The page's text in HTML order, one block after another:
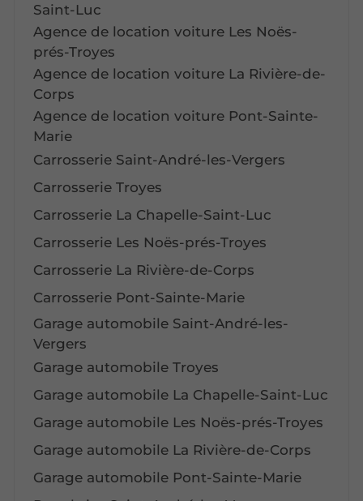
Saint-Luc
Agence de location voiture Les Noës-
prés-Troyes
Agence de location voiture La Rivière-de-
Corps
Agence de location voiture Pont-Sainte-
Marie
Carrosserie Saint-André-les-Vergers
Carrosserie Troyes
Carrosserie La Chapelle-Saint-Luc
Carrosserie Les Noës-prés-Troyes
Carrosserie La Rivière-de-Corps
Carrosserie Pont-Sainte-Marie
Garage automobile Saint-André-les-
Vergers
Garage automobile Troyes
Garage automobile La Chapelle-Saint-Luc
Garage automobile Les Noës-prés-Troyes
Garage automobile La Rivière-de-Corps
Garage automobile Pont-Sainte-Marie